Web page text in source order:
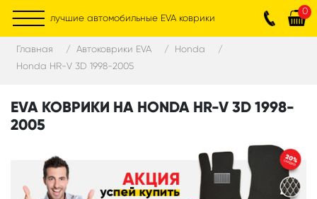
лучшие автомобильные EVA коврики
0
Главная Автоковрики EVA
Honda
Honda HR-V 3D 1998-2005
EVA КОВРИКИ НА HONDA HR-V 3D 1998-
2005